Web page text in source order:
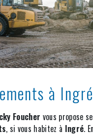
à Ingré
Foucher vous propose
, si vous habitez à Ingré.